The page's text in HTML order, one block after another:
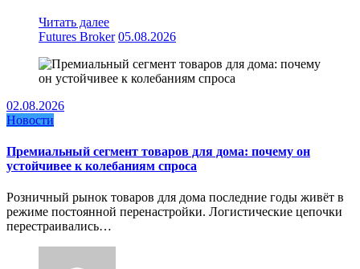
Читать далее
Futures Broker 05.08.2026
02.08.2026
Новости
Премиальный сегмент товаров для дома: почему он
устойчивее к колебаниям спроса
Розничный рынок товаров для дома последние годы живёт в
режиме постоянной перенастройки. Логистические цепочки
перестраивались…